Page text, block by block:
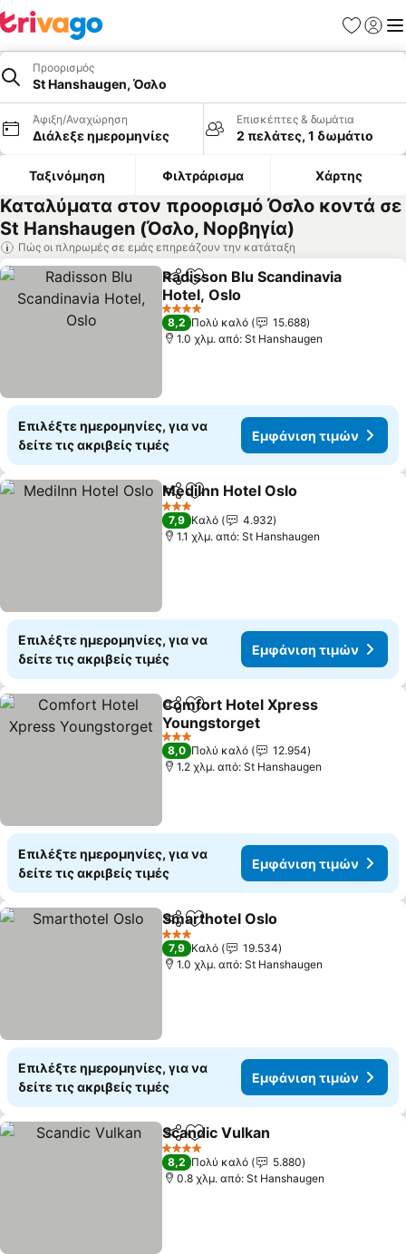
Προορισμός
St Hanshaugen, Όσλο
Άφιξη/Αναχώρηση
Διάλεξε ημερομηνίες
Επισκέπτες & δωμάτια
2 πελάτες, 1 δωμάτιο
Ταξινόμηση Φιλτράρισμα Χάρτης
Καταλύματα στον προορισμό Όσλο κοντά σε
St Hanshaugen (Όσλο, Νορβηγία)
Πώς οι πληρωμές σε εμάς επηρεάζουν την κατάταξη
Κοινοποίηση
Προσθήκη στα αγαπημένα
Radisson Blu Scandinavia
Hotel, Oslo
4 Αστέρια
8,2 Πολύ καλό
15.688
1.0 χλμ. από: St Hanshaugen
Επιλέξτε ημερομηνίες, για να
δείτε τις ακριβείς τιμές
Εμφάνιση τιμών
Κοινοποίηση
Προσθήκη στα αγαπημένα
MediInn Hotel Oslo
3 Αστέρια
7,9 Καλό
4.932
1.1 χλμ. από: St Hanshaugen
Επιλέξτε ημερομηνίες, για να
δείτε τις ακριβείς τιμές
Εμφάνιση τιμών
Κοινοποίηση
Προσθήκη στα αγαπημένα
Comfort Hotel Xpress
Youngstorget
3 Αστέρια
8,0 Πολύ καλό
12.954
1.2 χλμ. από: St Hanshaugen
Επιλέξτε ημερομηνίες, για να
δείτε τις ακριβείς τιμές
Εμφάνιση τιμών
Κοινοποίηση
Προσθήκη στα αγαπημένα
Smarthotel Oslo
3 Αστέρια
7,9 Καλό
19.534
1.0 χλμ. από: St Hanshaugen
Επιλέξτε ημερομηνίες, για να
δείτε τις ακριβείς τιμές
Εμφάνιση τιμών
Κοινοποίηση
Προσθήκη στα αγαπημένα
Scandic Vulkan
4 Αστέρια
8,2 Πολύ καλό
5.880
0.8 χλμ. από: St Hanshaugen